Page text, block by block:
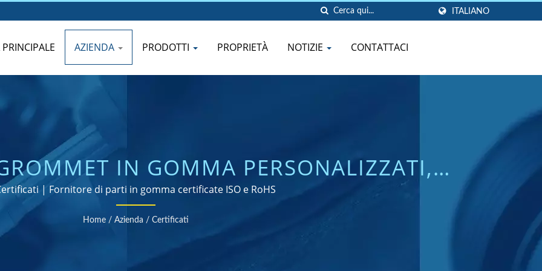
ITALIANO
AZIENDA PRODOTTI PROPRIETÀ NOTIZIE CONTATTACI
IN GOMMA PERSONALIZZATI,
- PROGETTATI PER PRESTARE
| Fornitore di parti in gomma certificate ISO e RoHS
Home / Azienda / Certificati